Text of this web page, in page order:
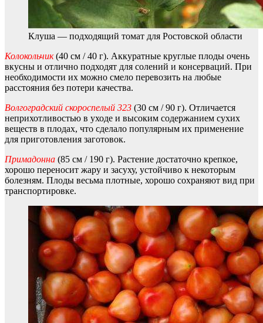
Клуша — подходящий томат для Ростовской области
Колокольчик(40 см / 40 г). Аккуратные круглые плоды очень
вкусны и отлично подходят для солений и консерваций. При
необходимости их можно смело перевозить на любые
расстояния без потери качества.
Волгоградский скороспелый 323 (30 см / 90 г). Отличается
неприхотливостью в уходе и высоким содержанием сухих
веществ в плодах, что сделало популярным их применение
для приготовления заготовок.
Примадонна (85 см / 190 г). Растение достаточно крепкое,
хорошо переносит жару и засуху, устойчиво к некоторым
болезням. Плоды весьма плотные, хорошо сохраняют вид при
транспортировке.